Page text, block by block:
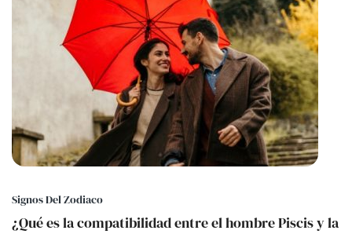
Signos Del Zodiaco
¿Qué es la compatibilidad entre el hombre Piscis y la